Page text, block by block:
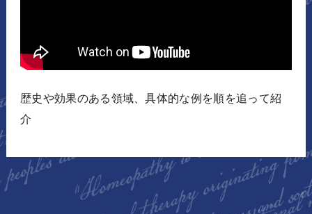
歴史や効果のある領域、具体的な例を順を追って紹
介